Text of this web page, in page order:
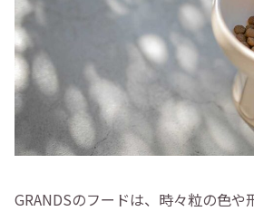
GRANDSのフードは、時々粒の色